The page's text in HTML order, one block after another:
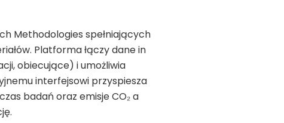
Methodologies spełniających
Platforma łączy dane in
obiecujące) i umożliwia
interfejsowi przyspiesza
badań oraz emisje CO₂ a